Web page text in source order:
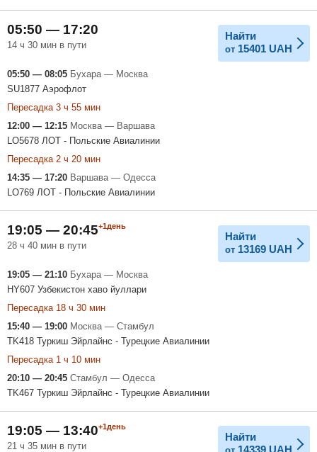
05:50 — 17:20
14 ч 30 мин в пути
Найти
от 15401 UAH
05:50 — 08:05 Бухара — Москва
SU1877 Аэрофлот
Пересадка 3 ч 55 мин
12:00 — 12:15 Москва — Варшава
LO5678 ЛОТ - Польские Авиалинии
Пересадка 2 ч 20 мин
14:35 — 17:20 Варшава — Одесса
LO769 ЛОТ - Польские Авиалинии
19:05 — 20:45+1день
28 ч 40 мин в пути
Найти
от 13169 UAH
19:05 — 21:10 Бухара — Москва
HY607 Узбекистон хаво йуллари
Пересадка 18 ч 30 мин
15:40 — 19:00 Москва — Стамбул
TK418 Туркиш Эйрлайнс - Турецкие Авиалинии
Пересадка 1 ч 10 мин
20:10 — 20:45 Стамбул — Одесса
TK467 Туркиш Эйрлайнс - Турецкие Авиалинии
19:05 — 13:40+1день
21 ч 35 мин в пути
Найти
от 14339 UAH